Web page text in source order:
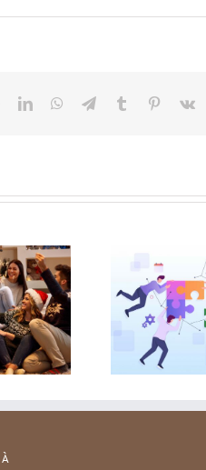
RedditLinkedInWhatsApp
TelegramTumblr Pinterest
Vk